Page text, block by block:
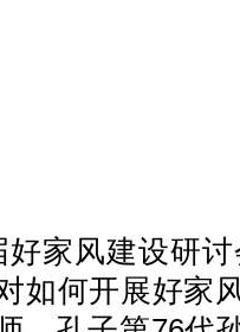
家风建设研讨
如何开展好家